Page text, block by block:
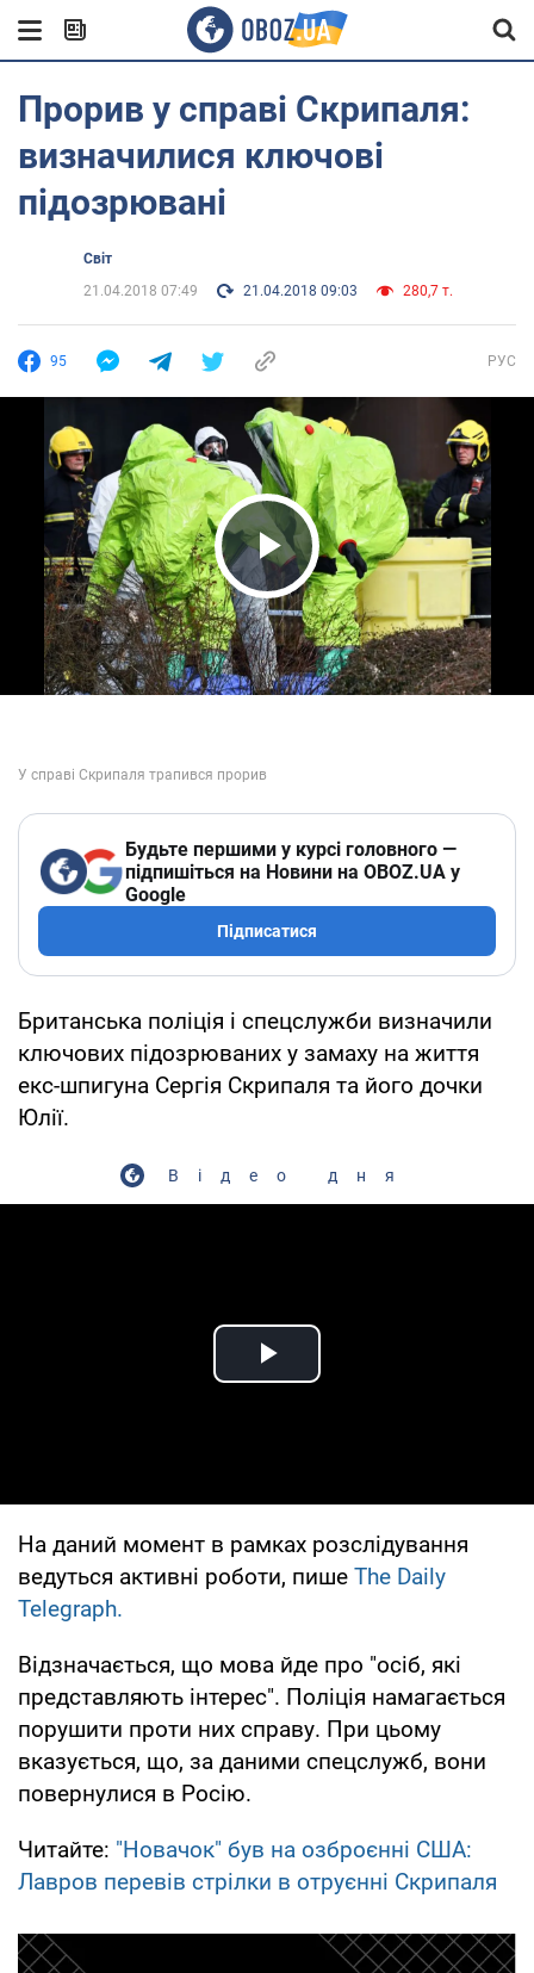
Прорив у справі Скрипаля:
визначилися ключові
підозрювані
Світ
21.04.2018 07:49
21.04.2018 09:03 280,7 т.
95 РУС
Play Video
Будьте першими у курсі головного —
підпишіться на Новини на OBOZ.UA у
Google
Підписатися
Британська поліція і спецслужби визначили
ключових підозрюваних у замаху на життя
екс-шпигуна Сергія Скрипаля та його дочки
Юлії.
Відео дня
Play Video
На даний момент в рамках розслідування
ведуться активні роботи, пише The Daily
Telegraph.
Відзначається, що мова йде про "осіб, які
представляють інтерес". Поліція намагається
порушити проти них справу. При цьому
вказується, що, за даними спецслужб, вони
повернулися в Росію.
Читайте: "Новачок" був на озброєнні США:
Лавров перевів стрілки в отруєнні Скрипаля